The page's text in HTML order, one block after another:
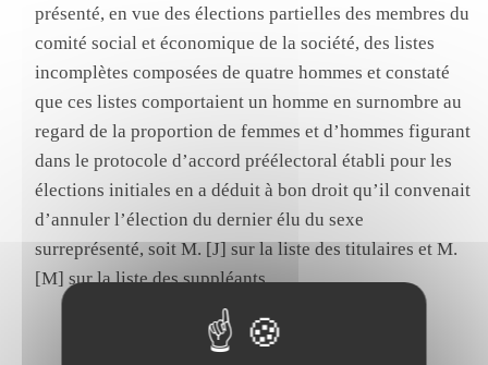
présenté, en vue des élections partielles des membres du
comité social et économique de la société, des listes
incomplètes composées de quatre hommes et constaté
que ces listes comportaient un homme en surnombre au
regard de la proportion de femmes et d’hommes figurant
dans le protocole d’accord préélectoral établi pour les
élections initiales en a déduit à bon droit qu’il convenait
d’annuler l’élection du dernier élu du sexe
surreprésenté, soit M. [J] sur la liste des titulaires et M.
[M] sur la liste des suppléants.